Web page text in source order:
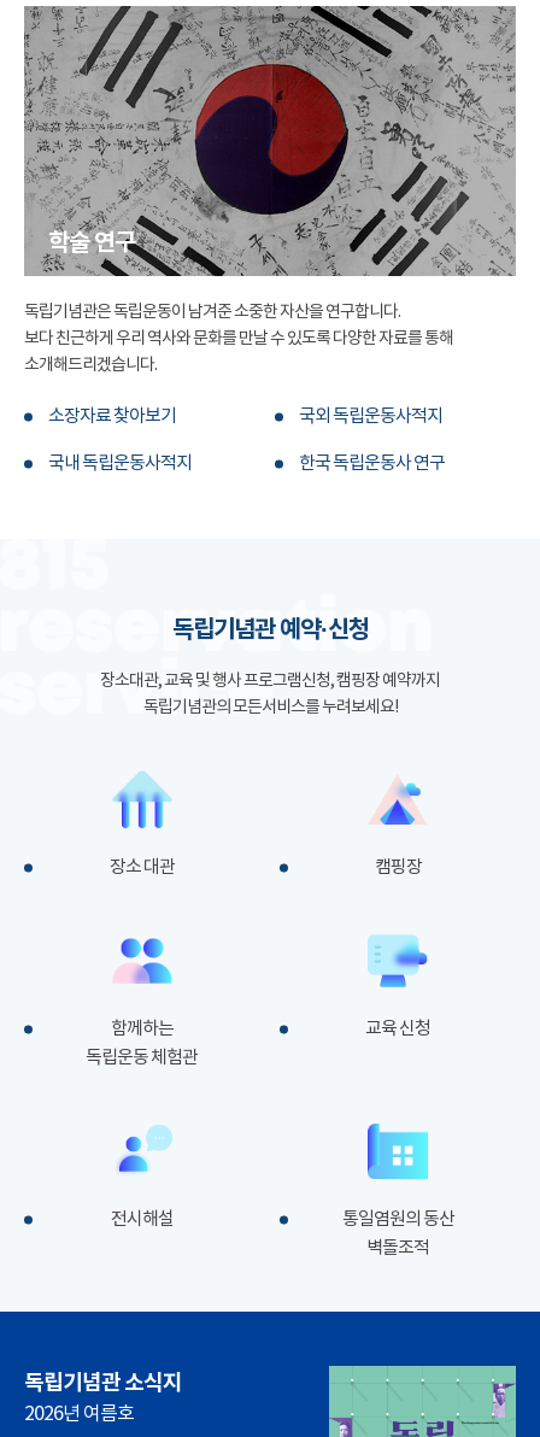
학술 연구
독립기념관은 독립운동이 남겨준 소중한 자산을 연구합니다.
보다 친근하게 우리 역사와 문화를 만날 수 있도록 다양한 자료를 통해
소개해드리겠습니다.
소장자료 찾아보기 국외 독립운동사적지
국내 독립운동사적지 한국 독립운동사 연구
독립기념관 예약·신청
장소대관, 교육 및 행사 프로그램신청, 캠핑장 예약까지
독립기념관의 모든서비스를 누려보세요!
장소 대관 캠핑장
함께하는
독립운동 체험관
교육 신청
전시해설
통일염원의 동산
벽돌조적
독립기념관 소식지
2026년 여름호